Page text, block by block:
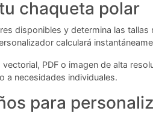
chaqueta polar
disponibles y determina las
calculará
PDF o imagen de alta
a necesidades individuales.
para